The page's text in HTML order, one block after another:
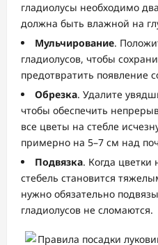
гладиолусы необходимо
должна быть влажной на
Мульчирование.
гладиолусов, чтобы
предотвратить появление
Обрезка. Удалите
чтобы обеспечить
все цветы на стебле
примерно на 5–7 см над
Подвязка. Когда цветки
стебель становится
нужно обязательно
гладиолусов не сломаются.